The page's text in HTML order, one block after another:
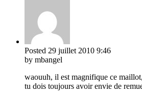
Posted 29 juillet 2010 9:46
by mbangel
waouuh, il est magnifique ce
tu dois toujours avoir envie de